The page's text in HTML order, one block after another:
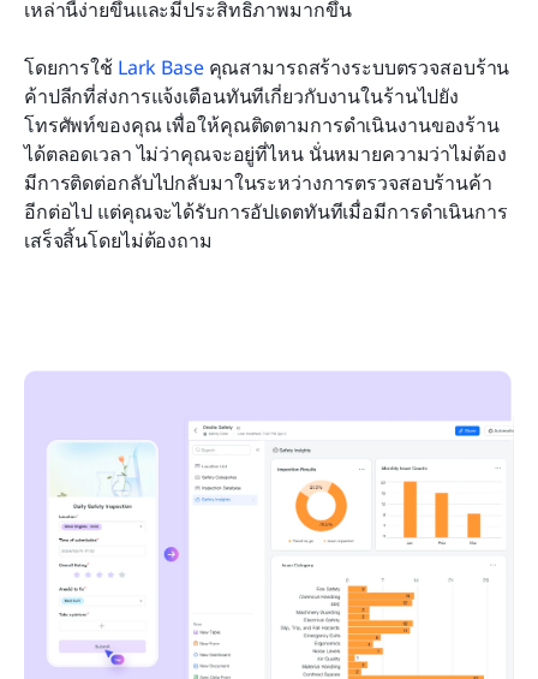
เหล่านี้ง่ายขึ้นและมีประสิทธิภาพมากขึ้น
โดยการใช้ Lark Base คุณสามารถสร้างระบบตรวจสอบร้าน
ค้าปลีกที่ส่งการแจ้งเตือนทันทีเกี่ยวกับงานในร้านไปยัง
โทรศัพท์ของคุณ เพื่อให้คุณติดตามการดำเนินงานของร้าน
ได้ตลอดเวลา ไม่ว่าคุณจะอยู่ที่ไหน นั่นหมายความว่าไม่ต้อง
มีการติดต่อกลับไปกลับมาในระหว่างการตรวจสอบร้านค้า
อีกต่อไป แต่คุณจะได้รับการอัปเดตทันทีเมื่อมีการดำเนินการ
เสร็จสิ้นโดยไม่ต้องถาม